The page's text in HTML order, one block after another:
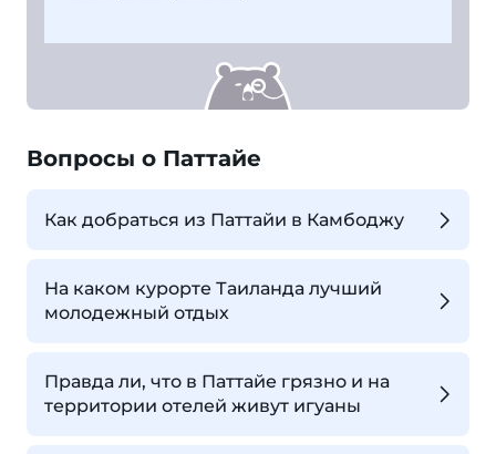
Вопросы о Паттайе
Как добраться из Паттайи в Камбоджу
На каком курорте Таиланда лучший
молодежный отдых
Правда ли, что в Паттайе грязно и на
территории отелей живут игуаны